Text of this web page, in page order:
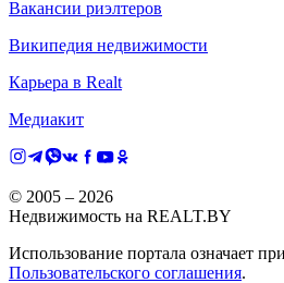
Вакансии риэлтеров
Википедия недвижимости
Карьера в Realt
Медиакит
© 2005 – 2026
Недвижимость на REALT.BY
Использование портала означает
Пользовательского соглашения.